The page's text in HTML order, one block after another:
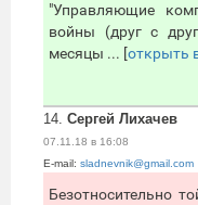
"Управляющие
войны (друг с
месяцы ... [открыть
14. Сергей Лихачев
07.11.18 в 16:08
E-mail: sladnevnik@gmail.com
Безотносительно